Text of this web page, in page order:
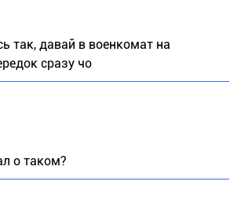
так, давай в военкомат на
сразу чо
о таком?